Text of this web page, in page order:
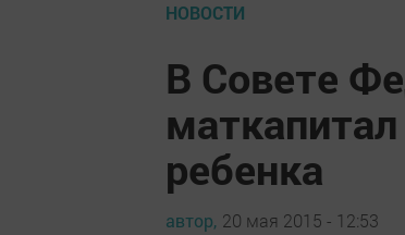
НОВОСТИ
В Совете
ребенка
автор, 20 мая 2015 - 12:53